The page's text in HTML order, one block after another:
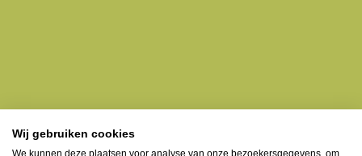
Wij gebruiken cookies
We kunnen deze plaatsen voor analyse van onze bezoekersgegevens, om